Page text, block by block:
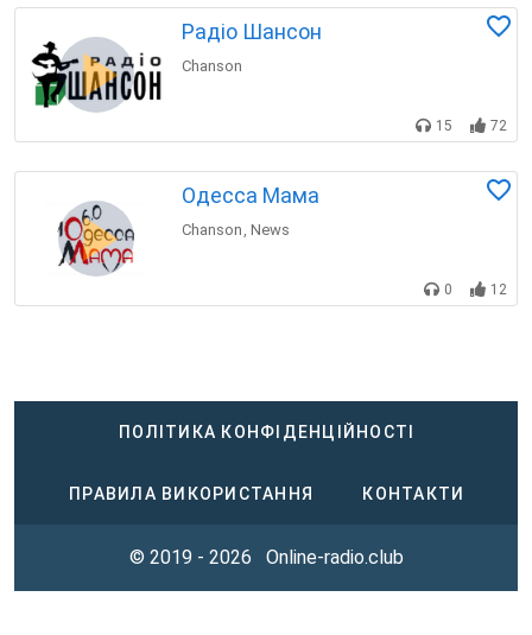
Радіо Шансон
Chanson
15 72
Одесса Мама
Chanson , News
0 12
ПОЛІТИКА КОНФІДЕНЦІЙНОСТІ
ПРАВИЛА ВИКОРИСТАННЯ КОНТАКТИ
© 2019 - 2026 Online-radio.club